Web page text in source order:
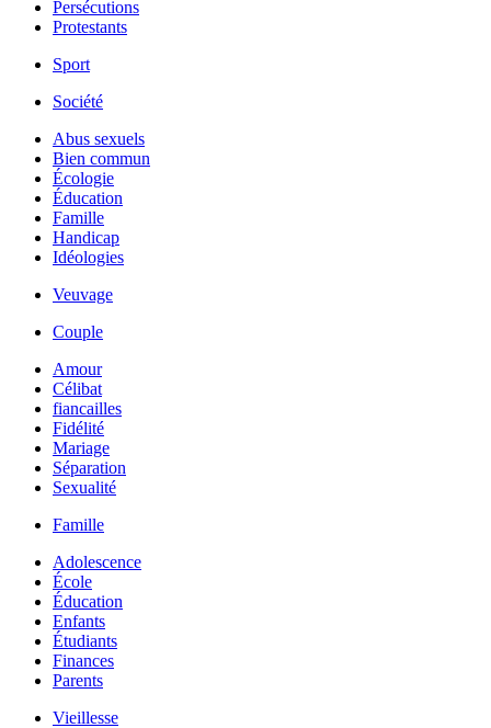
Persécutions
Protestants
Sport
Société
Abus sexuels
Bien commun
Écologie
Éducation
Famille
Handicap
Idéologies
Veuvage
Couple
Amour
Célibat
fiancailles
Fidélité
Mariage
Séparation
Sexualité
Famille
Adolescence
École
Éducation
Enfants
Étudiants
Finances
Parents
Vieillesse